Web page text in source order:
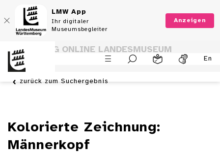
LMW App
Ihr digitaler
Museumsbegleiter
Anzeigen
En
SAMMLUNG ONLINE LANDESMUSEUM
WÜRTTEMBERG
zurück zum Suchergebnis
Kolorierte Zeichnung:
Männerkopf